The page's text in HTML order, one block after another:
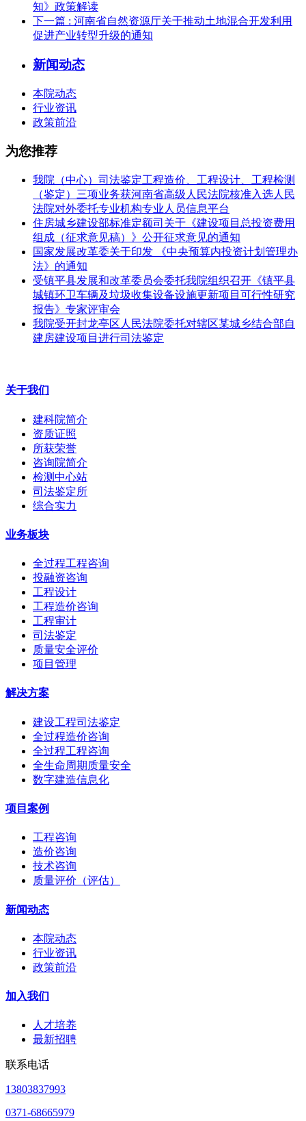
知》政策解读
下一篇 : 河南省自然资源厅关于推动土地混合开发利用
促进产业转型升级的通知
新闻动态
本院动态
行业资讯
政策前沿
为您推荐
我院（中心）司法鉴定工程造价、工程设计、工程检测
（鉴定）三项业务获河南省高级人民法院核准入选人民
法院对外委托专业机构专业人员信息平台
住房城乡建设部标准定额司关于《建设项目总投资费用
组成（征求意见稿）》公开征求意见的通知
国家发展改革委关于印发 《中央预算内投资计划管理办
法》的通知
受镇平县发展和改革委员会委托我院组织召开《镇平县
城镇环卫车辆及垃圾收集设备设施更新项目可行性研究
报告》专家评审会
我院受开封龙亭区人民法院委托对辖区某城乡结合部自
建房建设项目进行司法鉴定
关于我们
建科院简介
资质证照
所获荣誉
咨询院简介
检测中心站
司法鉴定所
综合实力
业务板块
全过程工程咨询
投融资咨询
工程设计
工程造价咨询
工程审计
司法鉴定
质量安全评价
项目管理
解决方案
建设工程司法鉴定
全过程造价咨询
全过程工程咨询
全生命周期质量安全
数字建造信息化
项目案例
工程咨询
造价咨询
技术咨询
质量评价（评估）
新闻动态
本院动态
行业资讯
政策前沿
加入我们
人才培养
最新招聘
联系电话
13803837993
0371-68665979